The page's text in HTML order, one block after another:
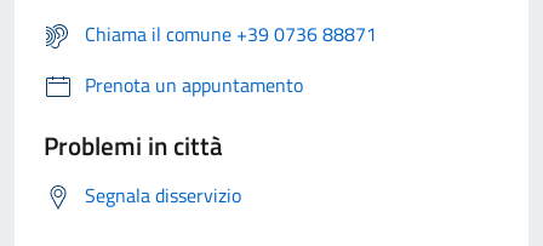
Chiama il comune +39 0736 88871
Prenota un appuntamento
Problemi in città
Segnala disservizio